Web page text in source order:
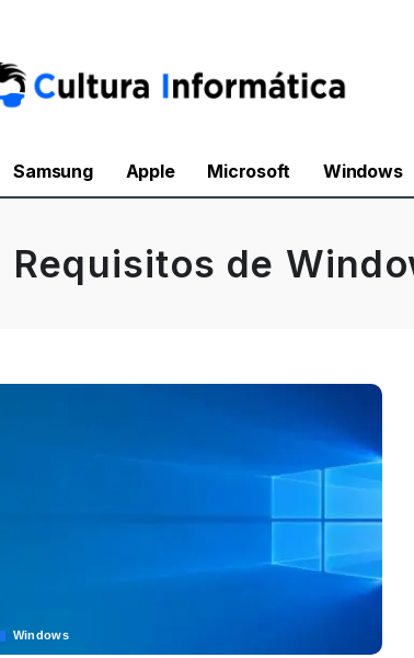
Samsung Apple Microsoft Windows
Requisitos de
Windows